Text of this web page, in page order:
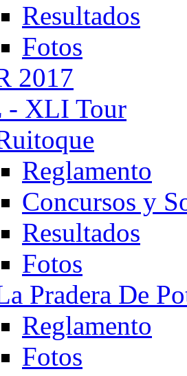
Resultados
Fotos
2017
- XLI Tour
Reglamento
Concursos y
Resultados
Fotos
Pradera De
Reglamento
Fotos